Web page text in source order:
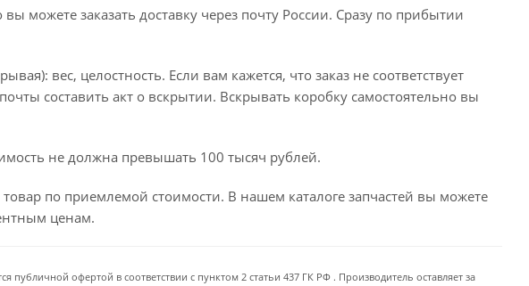
можете заказать доставку через почту России. Сразу по прибытии
вес, целостность. Если вам кажется, что заказ не соответствует
составить акт о вскрытии. Вскрывать коробку самостоятельно вы
не должна превышать 100 тысяч рублей.
по приемлемой стоимости. В нашем каталоге запчастей вы можете
ценам.
публичной офертой в соответствии с пунктом 2 статьи 437 ГК РФ . Производитель оставляет за